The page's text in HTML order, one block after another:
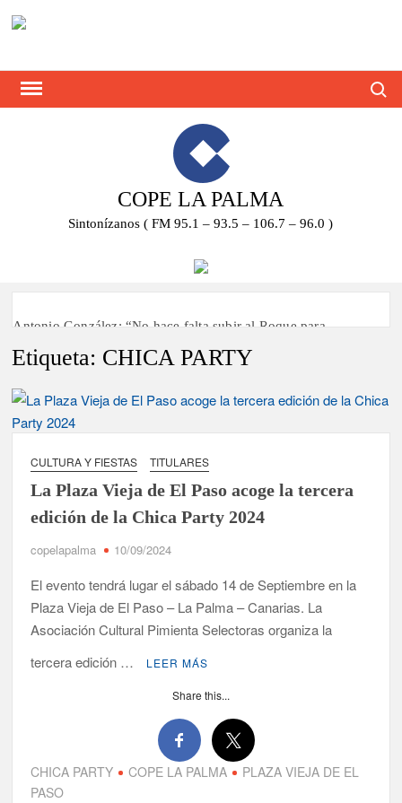
COPE LA PALMA
Sintonízanos ( FM 95.1 – 93.5 – 106.7 – 96.0 )
Antonio González: “No hace falta subir al Roque para
la actualidad de la Diócesis
José Carlos Martín: “La Palma tendrá antes de 2030 un torneo
de ajedrez con 200 jugadores”
Víctor González destaca el papel del deporte como
David Ruiz rechaza las críticas de Nueva Canarias y defiende
que Tazacorte “avanza y cumple objetivos”
violencia de género con el apoyo empresarial
El Día de la Cometa reúne a cientos de familias en Santa Cruz
de La Palma y refuerza el comercio local en su sexta edición
Borja Perdomo acusa al Gobierno del Cabildo de falta de
Etiqueta: CHICA PARTY
CULTURA Y FIESTAS TITULARES
La Plaza Vieja de El Paso acoge la tercera
edición de la Chica Party 2024
copelapalma 10/09/2024
El evento tendrá lugar el sábado 14 de Septiembre en la
Plaza Vieja de El Paso – La Palma – Canarias. La
Asociación Cultural Pimienta Selectoras organiza la
tercera edición …
LEER MÁS
Share this...
CHICA PARTY COPE LA PALMA
PLAZA VIEJA DE EL
PASO